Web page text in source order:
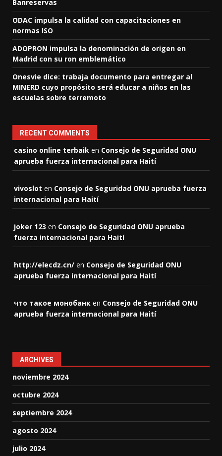
Banreservas
ODAC impulsa la calidad con capacitaciones en
normas ISO
ADOPRON impulsa la denominación de origen en
Madrid con su ron emblemático
Onesvie dice: trabaja documento para entregar al
MINERD cuyo propósito será educar a niños en las
escuelas sobre terremoto
RECENT COMMENTS
casino online terbaik en Consejo de Seguridad ONU
aprueba fuerza internacional para Haití
vivoslot en Consejo de Seguridad ONU aprueba fuerza
internacional para Haití
joker 123 en Consejo de Seguridad ONU aprueba
fuerza internacional para Haití
http://elecdz.cn/ en Consejo de Seguridad ONU
aprueba fuerza internacional para Haití
что такое монобанк en Consejo de Seguridad ONU
aprueba fuerza internacional para Haití
ARCHIVES
noviembre 2024
octubre 2024
septiembre 2024
agosto 2024
julio 2024